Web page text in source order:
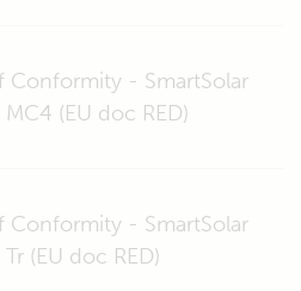
Conformity - SmartSolar
(EU doc RED)
Conformity - SmartSolar
(EU doc RED)